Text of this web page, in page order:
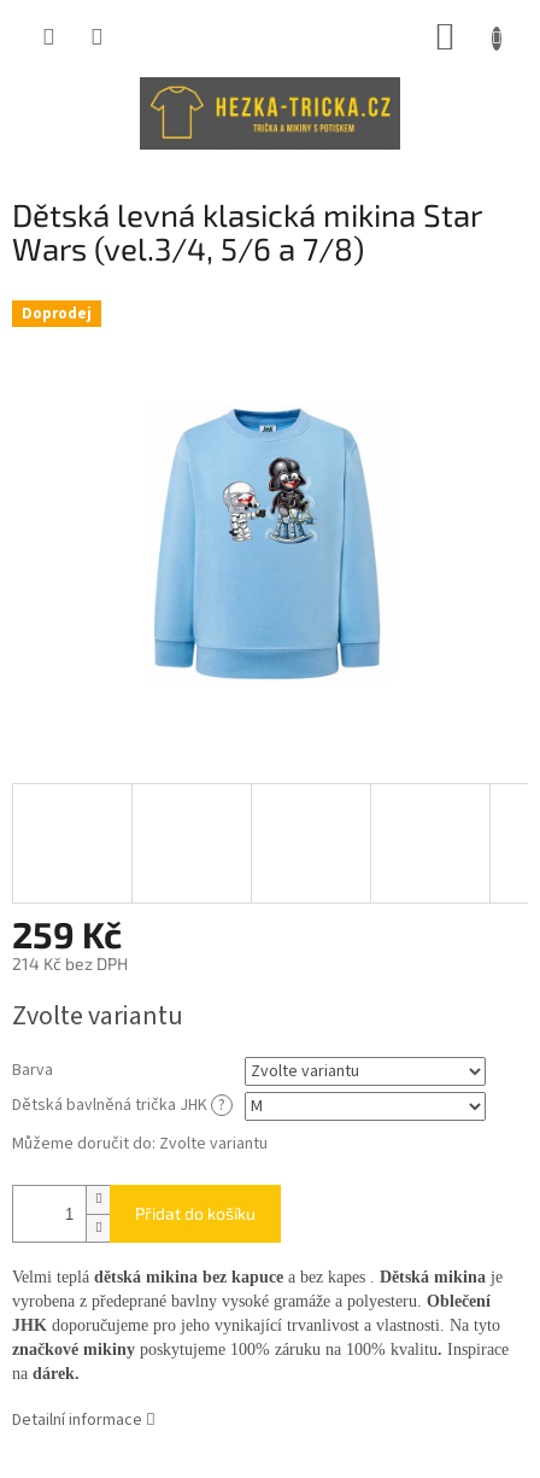
Dětská levná klasická mikina Star
Wars (vel.3/4, 5/6 a 7/8)
Doprodej
259 Kč
214 Kč bez DPH
cena:
Zvolte variantu
Barva
Dětská bavlněná trička JHK ?
Můžeme doručit do: Zvolte variantu
Přidat do košíku
Velmi teplá dětská mikina bez kapuce a bez kapes . Dětská mikina je
vyrobena z předeprané bavlny vysoké gramáže a polyesteru. Oblečení
JHK doporučujeme pro jeho vynikající trvanlivost a vlastnosti. Na tyto
značkové mikiny poskytujeme 100% záruku na 100% kvalitu. Inspirace
na dárek.
Detailní informace